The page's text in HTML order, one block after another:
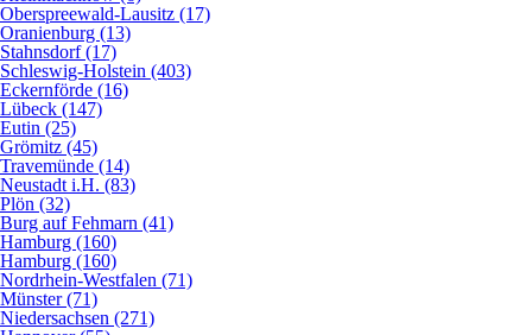
Oberspreewald-Lausitz (17)
Oranienburg (13)
Stahnsdorf (17)
Schleswig-Holstein (403)
Eckernförde (16)
Lübeck (147)
Eutin (25)
Grömitz (45)
Travemünde (14)
Neustadt i.H. (83)
Plön (32)
Burg auf Fehmarn (41)
Hamburg (160)
Hamburg (160)
Nordrhein-Westfalen (71)
Münster (71)
Niedersachsen (271)